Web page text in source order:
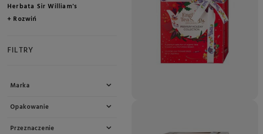
Herbata Sir William's
+ Rozwiń
FILTRY
Marka
Opakowanie
Przeznaczenie